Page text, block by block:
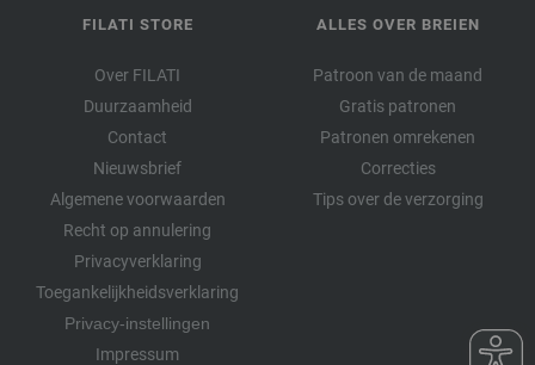
FILATI STORE
Over FILATI
Duurzaamheid
Contact
Nieuwsbrief
Algemene voorwaarden
Recht op annulering
Privacyverklaring
Toegankelijkheidsverklaring
Privacy-instellingen
Impressum
ALLES OVER BREIEN
Patroon van de maand
Gratis patronen
Patronen omrekenen
Correcties
Tips over de verzorging